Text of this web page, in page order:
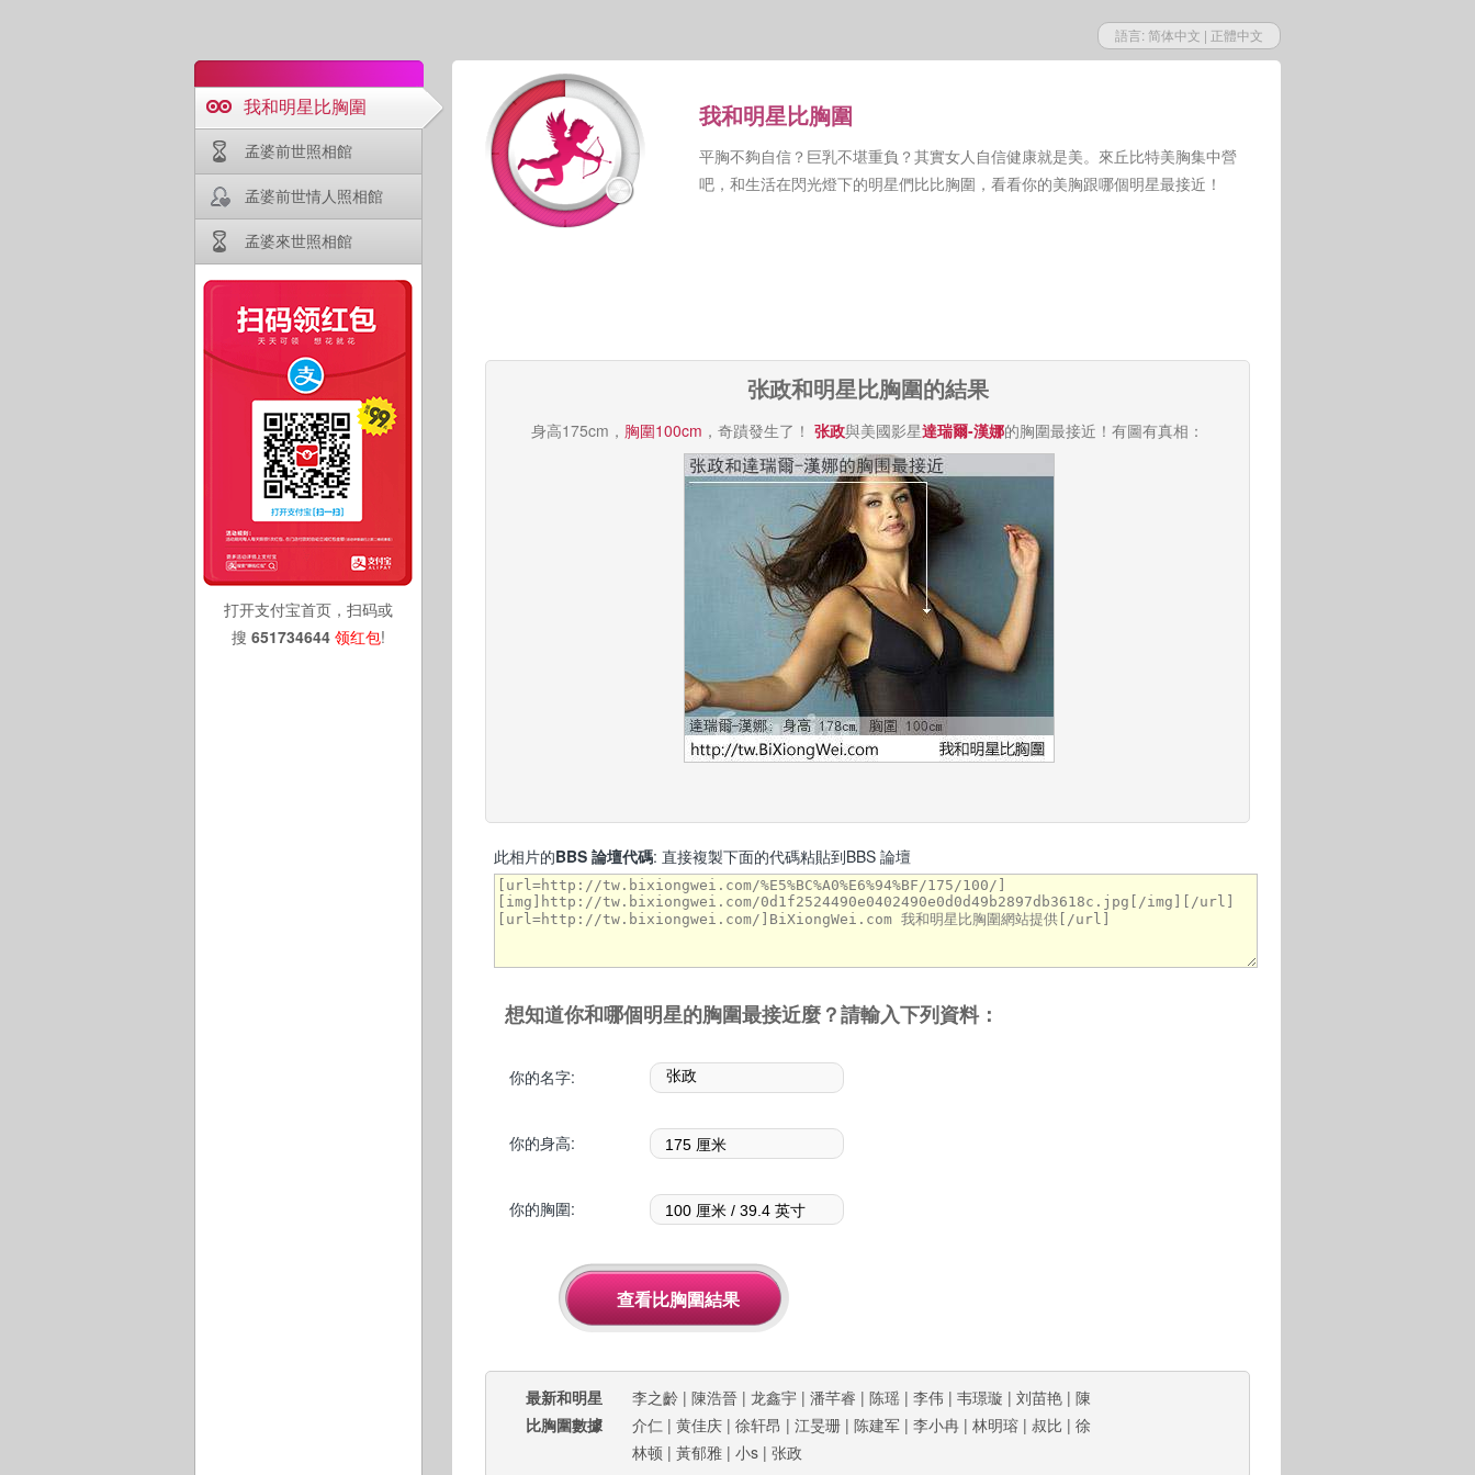
語言: 简体中文 | 正體中文
我和明星比胸圍
孟婆前世照相館
孟婆前世情人照相館
孟婆來世照相館
打开支付宝首页，扫码或
搜 651734644 领红包!
我和明星比胸圍
平胸不夠自信？巨乳不堪重負？其實女人自信健康就是美。來丘比特美胸集中營
吧，和生活在閃光燈下的明星們比比胸圍，看看你的美胸跟哪個明星最接近！
张政和明星比胸圍的結果
身高175cm， 胸圍100cm ，奇蹟發生了！ 张政與美國影星達瑞爾-漢娜的胸圍最接近！有圖有真相：
此相片的BBS 論壇代碼: 直接複製下面的代碼粘貼到BBS 論壇
想知道你和哪個明星的胸圍最接近麼？請輸入下列資料：
你的名字:
你的身高:
你的胸圍:
最新和明星
比胸圍數據
李之齡 | 陳浩晉 | 龙鑫宇 | 潘芊睿 | 陈瑶 | 李伟 | 韦璟璇 | 刘苗艳 | 陳
介仁 | 黄佳庆 | 徐轩昂 | 江旻珊 | 陈建军 | 李小冉 | 林明瑢 | 叔比 | 徐
林顿 | 黃郁雅 | 小s | 张政